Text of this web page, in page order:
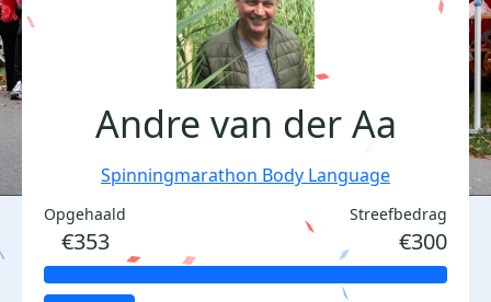
Andre van der Aa
Spinningmarathon Body Language
Opgehaald
€353
Streefbedrag
€300